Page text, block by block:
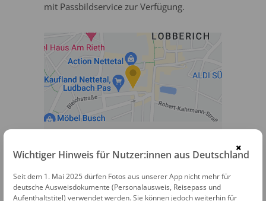
mit Passbildservice zur Verfügung.
41334 Nettetal
×
Wichtiger Hinweis für Nutzer:innen aus Deutschland
Seit dem 1. Mai 2025 dürfen Fotos aus unserer App nicht mehr für
deutsche Ausweisdokumente (Personalausweis, Reisepass und
Aufenthaltstitel) verwendet werden. Sie können jedoch weiterhin für